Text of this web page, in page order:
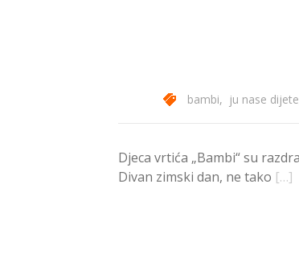
bambi, ju nase dijete
Djeca vrtića „Bambi“ su
Divan zimski dan, ne tako […]